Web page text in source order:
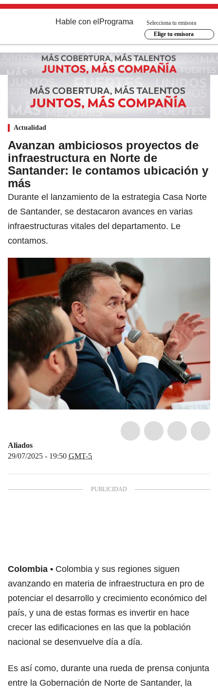
Hable con el Programa
Selecciona tu emisora
Elige tu emisora
Actualidad
Avanzan ambiciosos proyectos de
infraestructura en Norte de
Santander: le contamos ubicación y
más
Durante el lanzamiento de la estrategia Casa Norte
de Santander, se destacaron avances en varias
infraestructuras vitales del departamento. Le
contamos.
Aliados
29/07/2025 - 19:50 GMT-5
Colombia
Colombia y sus regiones siguen
avanzando en materia de infraestructura en pro de
potenciar el desarrollo y crecimiento económico del
país, y una de estas formas es invertir en hace
crecer las edificaciones en las que la población
nacional se desenvuelve día a día.
Es así como, durante una rueda de prensa conjunta
entre la Gobernación de Norte de Santander, la